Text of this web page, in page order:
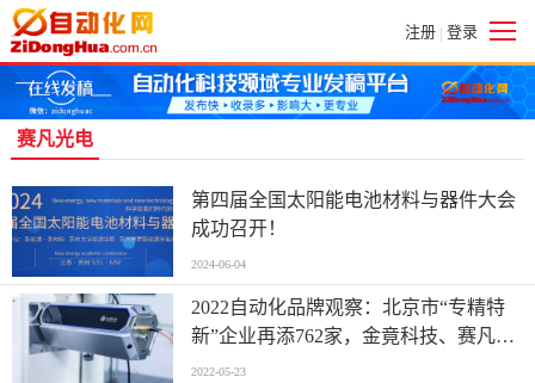
注册 | 登录
赛凡光电
第四届全国太阳能电池材料与器件大会
成功召开！
2024-06-04
2022自动化品牌观察：北京市“专精特
新”企业再添762家，金竟科技、赛凡光
电等入围公示名单
2022-05-23